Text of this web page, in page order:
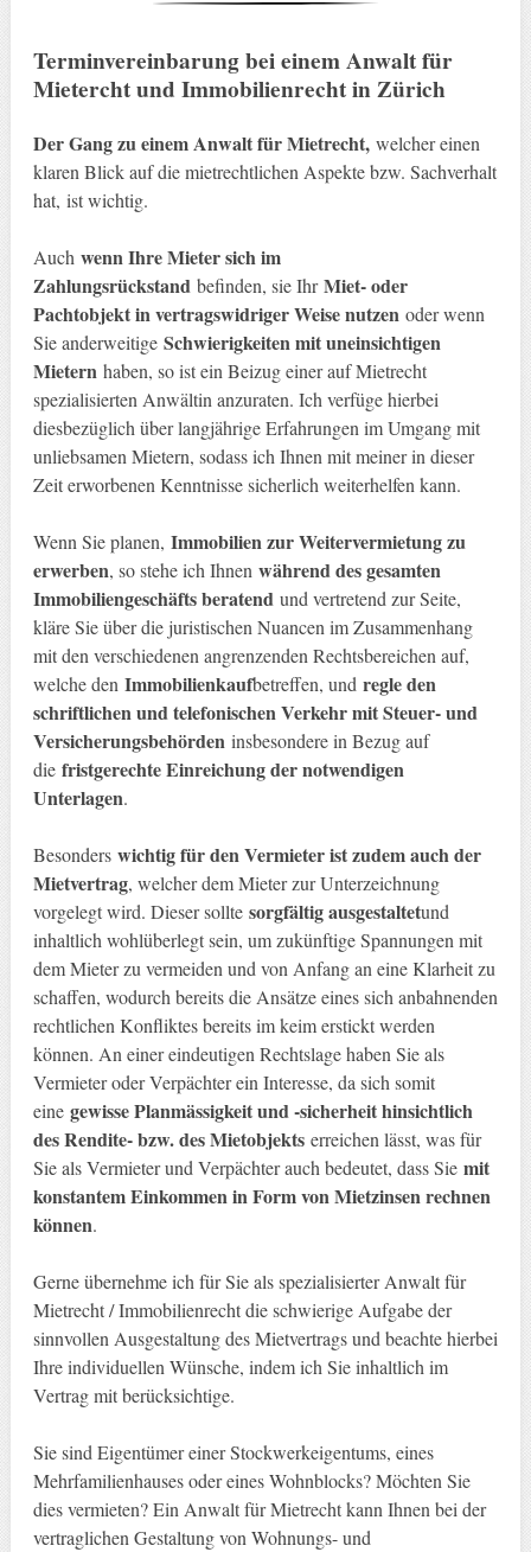
Terminvereinbarung bei einem Anwalt für
Mietercht und Immobilienrecht in Zürich
Der Gang zu einem Anwalt für Mietrecht,welcher einen
klaren Blick auf die mietrechtlichen Aspekte bzw. Sachverhalt
hat, ist wichtig.
Auch wenn Ihre Mieter sich im
Zahlungsrückstandbefinden, sie IhrMiet- oder
Pachtobjekt in vertragswidriger Weise nutzenoder wenn
Sie anderweitige Schwierigkeiten mit uneinsichtigen
Mieternhaben, so ist ein Beizug einer auf Mietrecht
spezialisierten Anwältin anzuraten. Ich verfüge hierbei
diesbezüglich über langjährige Erfahrungen im Umgang mit
unliebsamen Mietern, sodass ich Ihnen mit meiner in dieser
Zeit erworbenen Kenntnisse sicherlich weiterhelfen kann.
Wenn Sie planen, Immobilien zur Weitervermietung zu
erwerben, so stehe ich Ihnen während des gesamten
Immobiliengeschäfts beratendund vertretend zur Seite,
kläre Sie über die juristischen Nuancen im Zusammenhang
mit den verschiedenen angrenzenden Rechtsbereichen auf,
welche den Immobilienkaufbetreffen, undregle den
schriftlichen und telefonischen Verkehr mit Steuer- und
Versicherungsbehördeninsbesondere in Bezug auf
die fristgerechte Einreichung der notwendigen
Unterlagen.
Besonders wichtig für den Vermieter ist zudem auch der
Mietvertrag, welcher dem Mieter zur Unterzeichnung
vorgelegt wird. Dieser sollte sorgfältig ausgestaltetund
inhaltlich wohlüberlegt sein, um zukünftige Spannungen mit
dem Mieter zu vermeiden und von Anfang an eine Klarheit zu
schaffen, wodurch bereits die Ansätze eines sich anbahnenden
rechtlichen Konfliktes bereits im keim erstickt werden
können. An einer eindeutigen Rechtslage haben Sie als
Vermieter oder Verpächter ein Interesse, da sich somit
eine gewisse Planmässigkeit und -sicherheit hinsichtlich
des Rendite- bzw. des Mietobjektserreichen lässt, was für
Sie als Vermieter und Verpächter auch bedeutet, dass Sie mit
konstantem Einkommen in Form von Mietzinsen rechnen
können.
Gerne übernehme ich für Sie als spezialisierter Anwalt für
Mietrecht / Immobilienrecht die schwierige Aufgabe der
sinnvollen Ausgestaltung des Mietvertrags und beachte hierbei
Ihre individuellen Wünsche, indem ich Sie inhaltlich im
Vertrag mit berücksichtige.
Sie sind Eigentümer einer Stockwerkeigentums, eines
Mehrfamilienhauses oder eines Wohnblocks? Möchten Sie
dies vermieten? Ein Anwalt für Mietrecht kann Ihnen bei der
vertraglichen Gestaltung von Wohnungs- und